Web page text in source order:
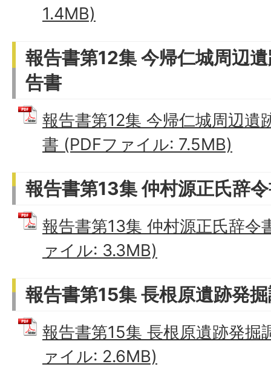
1.4MB)
報告書第12集 今帰仁城周辺
告書
報告書第12集 今帰仁城周辺遺
書 (PDFファイル: 7.5MB)
報告書第13集 仲村源正氏辞
報告書第13集 仲村源正氏辞令
ァイル: 3.3MB)
報告書第15集 長根原遺跡発
報告書第15集 長根原遺跡発掘
ァイル: 2.6MB)